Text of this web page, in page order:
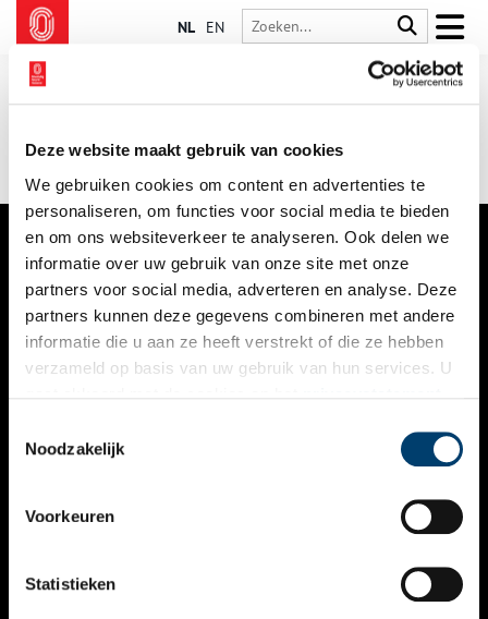
Deze website maakt gebruik van cookies
We gebruiken cookies om content en advertenties te
personaliseren, om functies voor social media te bieden
en om ons websiteverkeer te analyseren. Ook delen we
informatie over uw gebruik van onze site met onze
partners voor social media, adverteren en analyse. Deze
partners kunnen deze gegevens combineren met andere
informatie die u aan ze heeft verstrekt of die ze hebben
verzameld op basis van uw gebruik van hun services. U
Noodzakelijk
Voorkeuren
Statistieken
NL EN
VERHALEN
NIEUWS
KALENDER
ACTIVITEITEN